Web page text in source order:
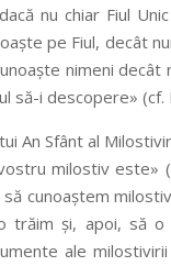
nu chiar Fiul
pe Fiul, decât
nimeni decât
să-i descopere»
An Sfânt al
milostiv este»
cunoaștem
trăim și, apoi, să o
ale milostivirii